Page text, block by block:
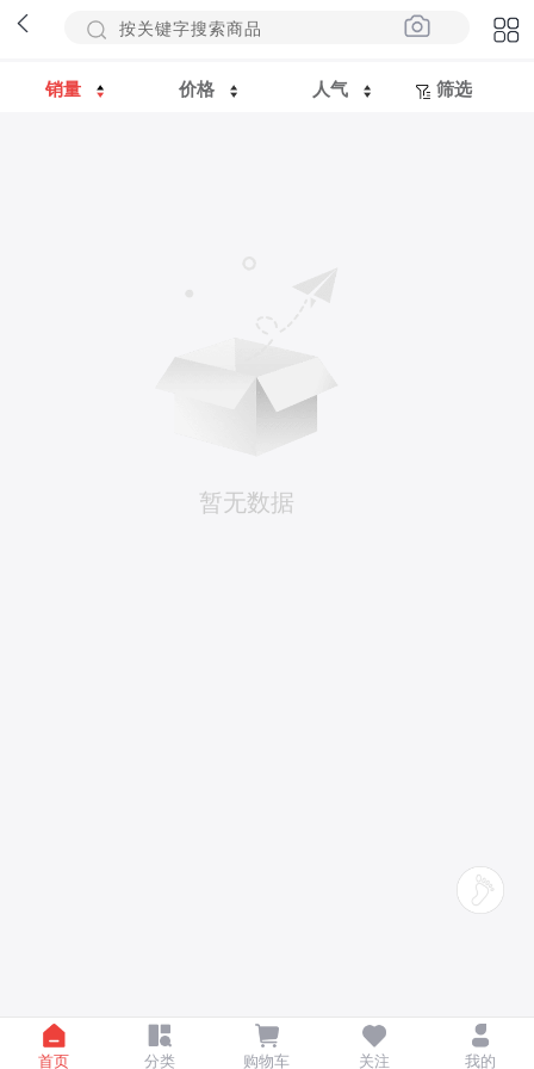
销量 价格 人气 筛选
暂无数据
首页 分类 购物车 关注 我的